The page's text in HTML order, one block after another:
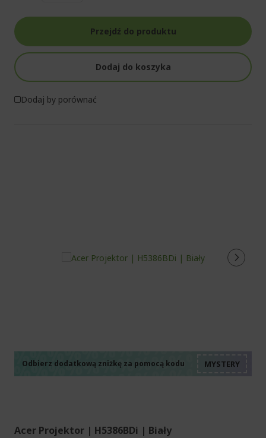
Przejdź do produktu
Dodaj do koszyka
Dodaj by porównać
Odbierz dodatkową zniżkę za pomocą kodu
Acer Projektor | H5386BDi | Biały